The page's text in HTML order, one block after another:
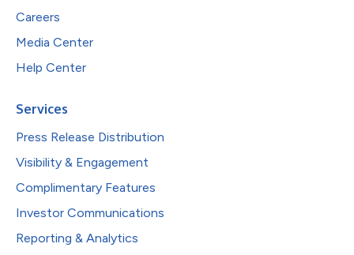
Careers
Media Center
Help Center
Services
Press Release Distribution
Visibility & Engagement
Complimentary Features
Investor Communications
Reporting & Analytics